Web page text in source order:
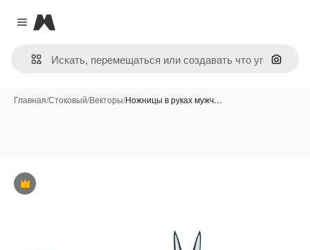
Close menu
Magnific
Поиск
Главная/Стоковый/Векторы/Ножницы в руках мужч…
Премиум